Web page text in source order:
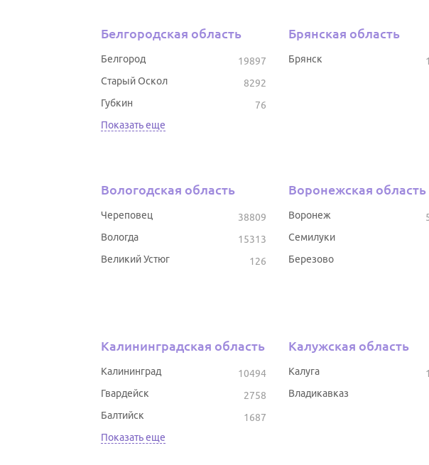
Белгородская область
19897
Белгород
8292
Старый Оскол
76
Губкин
Показать еще
Брянская область
Брянск
Вологодская область
38809
Череповец
15313
Вологда
126
Великий Устюг
Воронежская область
Воронеж
Семилуки
Березово
Калининградская область
10494
Калининград
2758
Гвардейск
1687
Балтийск
Показать еще
Калужская область
Калуга
Владикавказ